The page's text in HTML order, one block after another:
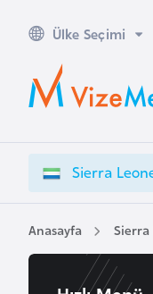
Ülke Seçimi
Sierra
Anasayfa Sierra
A
u
s
a
l